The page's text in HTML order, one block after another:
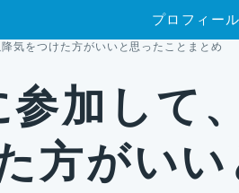
プロフィール
気をつけた方がいいと思ったことまとめ
加して
方がいい